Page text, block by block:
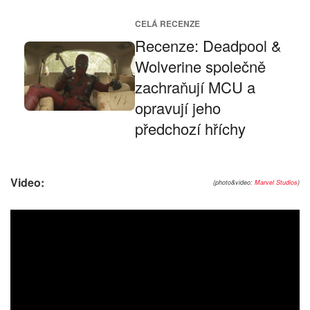
CELÁ RECENZE
Recenze: Deadpool &
Wolverine společně
zachraňují MCU a
opravují jeho
předchozí hříchy
(photo&video: Marvel Studios)
Video: